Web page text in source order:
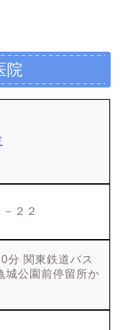
院
２２
分 関東鉄道バス
城公園前停留所か